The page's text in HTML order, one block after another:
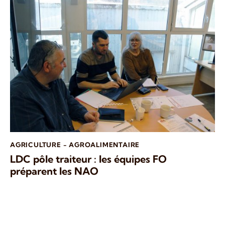
AGRICULTURE - AGROALIMENTAIRE
LDC pôle traiteur : les équipes FO
préparent les NAO